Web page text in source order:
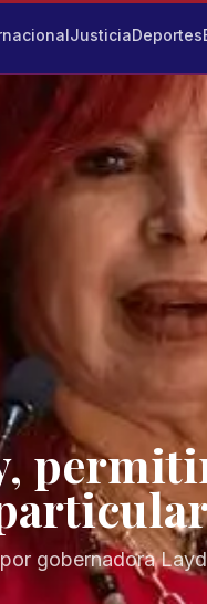
JusticiaDeportes
gobernadora